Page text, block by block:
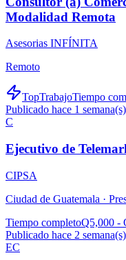
Modalidad Remota
Asesorias INFÍNITA
Remoto
TopTrabajoTiempo
Publicado hace 1 semana(s)
C
Ejecutivo de
CIPSA
Ciudad de Guatemala ·
Tiempo completoQ5,000 -
Publicado hace 2 semana(s)
EC